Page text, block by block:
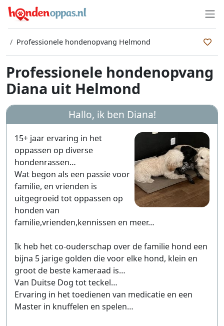
Professionele hondenopvang Helmond
Professionele hondenopvang
Diana uit Helmond
Hallo, ik ben Diana!
15+ jaar ervaring in het
oppassen op diverse
hondenrassen…
Wat begon als een passie voor
familie, en vrienden is
uitgegroeid tot oppassen op
honden van
familie,vrienden,kennissen en meer…
Ik heb het co-ouderschap over de familie hond een
bijna 5 jarige golden die voor elke hond, klein en
groot de beste kameraad is…
Van Duitse Dog tot teckel…
Ervaring in het toedienen van medicatie en een
Master in knuffelen en spelen…